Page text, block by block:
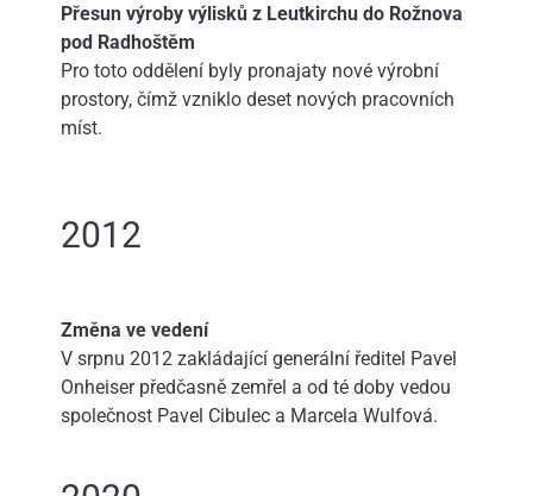
Přesun výroby výlisků z Leutkirchu do Rožnova
pod Radhoštěm
Pro toto oddělení byly pronajaty nové výrobní
prostory, čímž vzniklo deset nových pracovních
míst.
2012
Změna ve vedení
V srpnu 2012 zakládající generální ředitel Pavel
Onheiser předčasně zemřel a od té doby vedou
společnost Pavel Cibulec a Marcela Wulfová.